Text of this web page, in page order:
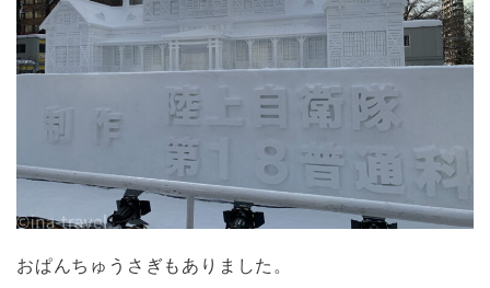
おぱんちゅうさぎもありました。